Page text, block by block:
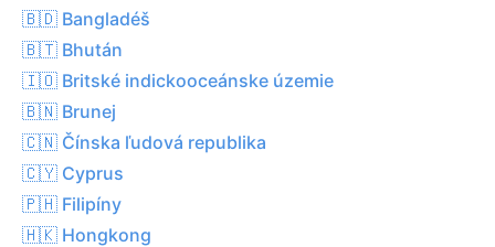
🇧🇩 Bangladéš
🇧🇹 Bhután
🇮🇴 Britské indickooceánske územie
🇧🇳 Brunej
🇨🇳 Čínska ľudová republika
🇨🇾 Cyprus
🇵🇭 Filipíny
🇭🇰 Hongkong